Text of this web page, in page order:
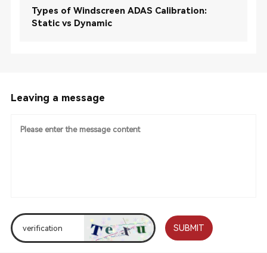
Types of Windscreen ADAS Calibration:
Static vs Dynamic
Leaving a message
SUBMIT